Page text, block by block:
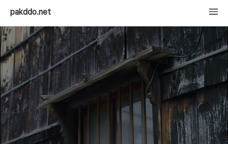
pakddo.net